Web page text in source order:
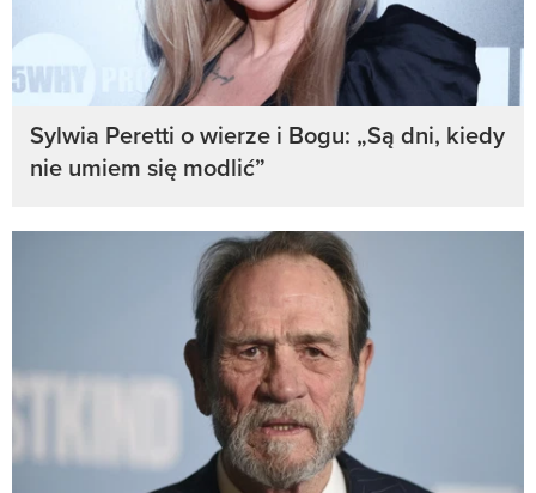
Sylwia Peretti o wierze i Bogu: „Są dni, kiedy
nie umiem się modlić”